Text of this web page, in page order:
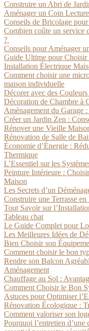
Construire un Abri de
Aménager un Coin
Conseils de Bricolage
Combien coûte un service
?
Conseils pour Aménager
Guide Ultime pour
Installation Électrique
Comment choisir une
maison individuelle
Décorer avec des
Décoration de Chambre à
Aménagement du Garage
Créer un Jardin Zen :
Rénover une Vieille
Rénovation de Salle de
Économie d’Énergie :
Thermique
L’Essentiel sur les
Peinture Intérieure :
Maison
Les Secrets d’un
Construire une Terrasse
Tout Savoir sur
Tableau chat
Le Guide Complet pour
Les Meilleures Idées de
Bien Choisir son
Comment choisir le bon
Rendre son Balcon
Aménagement
Chauffage au Sol :
Comment Choisir le Bon
Astuces pour Optimiser
Rénovation Écologique :
Comment valoriser son
Pourquoi l’entretien d’une